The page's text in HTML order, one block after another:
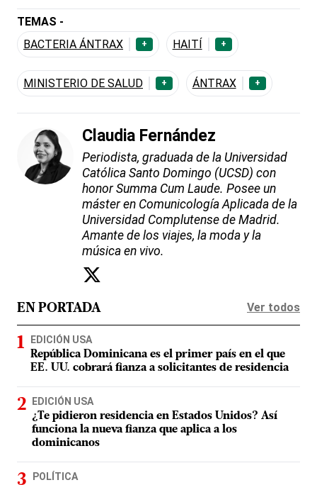
TEMAS -
BACTERIA ÁNTRAX
+ HAITÍ +
MINISTERIO DE SALUD + ÁNTRAX +
Claudia Fernández
Periodista, graduada de la Universidad
Católica Santo Domingo (UCSD) con
honor Summa Cum Laude. Posee un
máster en Comunicología Aplicada de la
Universidad Complutense de Madrid.
Amante de los viajes, la moda y la
música en vivo.
EN PORTADA Ver todos
EDICIÓN USA
República Dominicana es el primer país en el que
EE. UU. cobrará fianza a solicitantes de residencia
EDICIÓN USA
¿Te pidieron residencia en Estados Unidos? Así
funciona la nueva fianza que aplica a los
dominicanos
POLÍTICA